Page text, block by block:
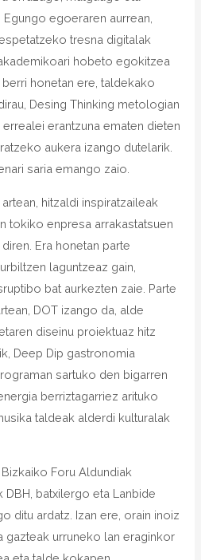
egoeraren aurrean,
tresna digitalak
hobeto egokitzea
honetan ere, taldekako
Desing Thinking metologian
erantzuna ematen dieten
aukera izango dutelarik.
saria emango zaio.
hitzaldi inspiratzaileak
tokiko enpresa arrakastatsuen
Era honetan parte
laguntzeaz gain,
bat aurkezten zaie. Parte
DOT izango da, alde
diseinu proiektuaz hitz
Deep Dip gastronomia
sartuko den bigarren
berriztagarriez arituko
taldeak alderdi kulturalak
Foru Aldundiak
batxilergo eta Lanbide
ditu ardatz. Izan ere, orain inoiz
gazteak urruneko lan eraginkor